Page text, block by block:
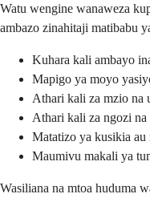
Watu wengine wanaweza
ambazo zinahitaji matibabu
Kuhara kali ambayo
Mapigo ya moyo
Athari kali za mzio na
Athari kali za ngozi na
Matatizo ya kusikia
Maumivu makali ya
Wasiliana na mtoa huduma